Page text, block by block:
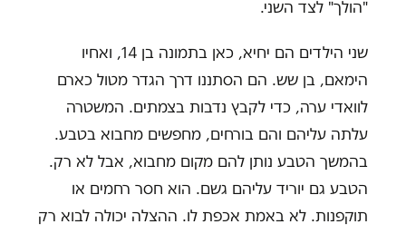
"הולך" לצד השני.
שני הילדים הם יחיא, כאן בתמונה בן 14, ואחיו
הימאם, בן שש. הם הסתננו דרך הגדר מטול כארם
לוואדי ערה, כדי לקבץ נדבות בצמתים. המשטרה
עלתה עליהם והם בורחים, מחפשים מחבוא בטבע.
בהמשך הטבע נותן להם מקום מחבוא, אבל לא רק.
הטבע גם יוריד עליהם גשם. הוא חסר רחמים או
תוקפנות. לא באמת אכפת לו. ההצלה יכולה לבוא רק